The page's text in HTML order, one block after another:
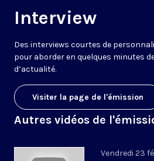
Interview
Des interviews courtes de
pour aborder en quelques minutes
d’actualité.
Visiter la page de l'émission
Autres vidéos de
Vendredi 23